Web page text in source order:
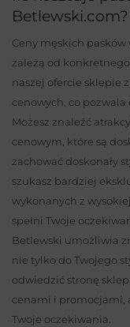
Betlewski.com?
Ceny męskich
zależą od
naszej ofercie sklepie
cenowych, co
Możesz znaleźć
cenowym, które są
zachować doskonały
szukasz bardziej
wykonanych z
spełni Twoje
Betlewski umożliwia
nie tylko do Twojego
odwiedzić stronę
cenami i promocjami,
Twoje oczekiwania.